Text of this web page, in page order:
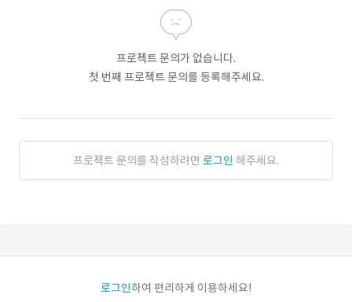
프로젝트 문의가 없습니다.
첫 번째 프로젝트 문의를 등록해주세요.
프로젝트 문의를 작성하려면 로그인 해주세요.
로그인하여 편리하게 이용하세요!